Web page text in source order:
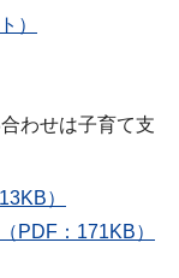
）
わせは子育て支
）
PDF：171KB）